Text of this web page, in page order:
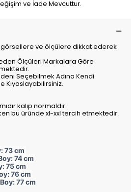
ve İade Mevcuttur.
görsellere ve ölçülere dikkat ederek
Ölçüleri Markalara Göre
Seçebilmek Adına Kendi
Kıyaslayabilirsiniz.
kalıp normaldir.
bu üründe xl-xxl tercih etmektedir.
73 cm
74 cm
75 cm
76 cm
77 cm